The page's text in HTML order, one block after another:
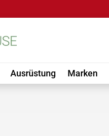
Ausrüstung Marken